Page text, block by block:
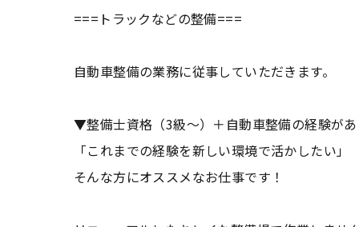
===トラックなどの整備===
自動車整備の業務に従事していただきます。
▼整備士資格（3級～）＋自動車整備の経験が
「これまでの経験を新しい環境で活かしたい」
そんな方にオススメなお仕事です！